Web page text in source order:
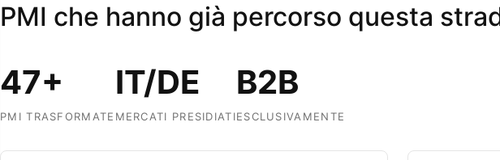
PMI che hanno già percorso questa
47+
PMI TRASFORMATE
IT/DE
MERCATI PRESIDIATI
B2B
ESCLUSIVAMENTE